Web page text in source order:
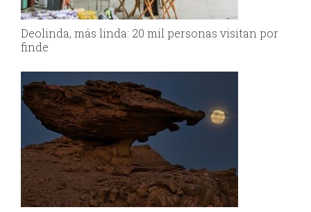
Deolinda, más linda: 20 mil personas visitan por
finde